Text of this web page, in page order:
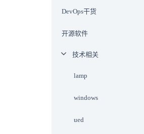
DevOps干货
开源软件
技术相关
lamp
windows
ued